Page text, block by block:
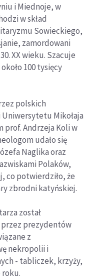
i Miednoje, w
w skład
Sowieckiego,
zamordowani
XX wieku. Szacuje
100 tysięcy
polskich
Mikołaja
prof. Andrzeja Koli w
udało się
Naglika oraz
Polaków,
co potwierdziło, że
zbrodni katyńskiej.
został
prezydentów
z
nekropolii i
- tabliczek, krzyży,
roku.